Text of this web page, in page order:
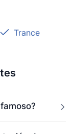
Trance